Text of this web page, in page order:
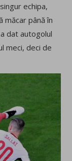
echipa,
măcar până în
dat autogolul
meci, deci de